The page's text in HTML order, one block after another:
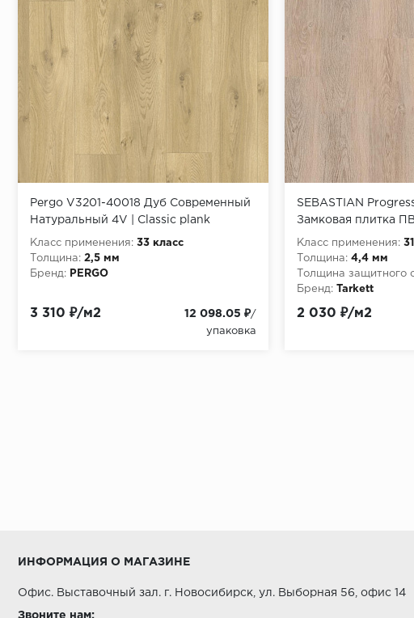
Pergo V3201-40018 Дуб Современный
Натуральный 4V | Classic plank
Optimum Glue
Класс применения: 33 класс
Толщина: 2,5 мм
Бренд:
PERGO
3 310 ₽/м2 12 098.05 ₽/
упаковка
SEBASTIAN
Замковая плитка
Класс применения:
Толщина: 4,4 мм
Толщина защитного
Бренд:
Tarkett
2 030 ₽/м2
ИНФОРМАЦИЯ О МАГАЗИНЕ
Офис. Выставочный зал. г. Новосибирск, ул. Выборная 56, офис 14
Звоните нам: